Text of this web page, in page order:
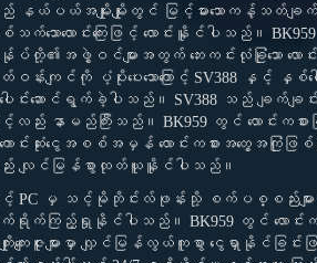
နယ်ပယ်အမျိုးမျိုးတွင် မြင့်မားသောကန့်သတ်ချက်မ
သက်သောလောင်းကြေးဖြင့် လောင်းနိူင်ပါသည်။
ပ်တို့၏အဖွဲ့ဝင်များအတွက် ဘေးကင်းလုံခြုံသော လောင်း
ဝန်းကျင်ကို ပံ့ပိုးပေးသောကြောင့် SV388 နှင့် နှစ်ပေါင်
ပေါင်းဆောင်ရွက်ခဲ့ပါသည်။ SV388 သည် ချက်ချင်းငွေပ
ာင့်လည်း နာမည်ကြီးသည်။ BK959 တွင် လောင်းကစာ
ောင်းဆုံးငွေအစစ်အမှန် လောင်းကစားအတွေ့အကြုံဖြ
း လျင်မြန်စွာထုတ်ယူနိူင်ပါသည်။
PC မှ သင့်မိုဘိုင်းလ်ဖုန်းသို့ စက်ပစ္စည်းများအ
ရိုက်ကြည့်ရှုနိုင်ပါသည်။ BK959 တွင် လောင်းကစ
ျိုးကျေးဇူးများမှာ လျှင်မြန်လွယ်ကူစွာ ငွေရှာနိုင်ခြ